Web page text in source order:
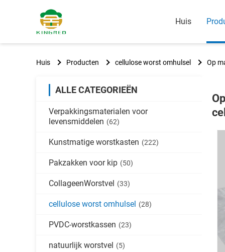
Huis
Huis Producten cellulose worst omhulsel Op
ALLE CATEGORIEËN
Verpakkingsmaterialen voor
levensmiddelen (62)
Kunstmatige worstkasten (222)
Pakzakken voor kip (50)
CollageenWorstvel (33)
cellulose worst omhulsel (28)
PVDC-worstkassen (23)
natuurlijk worstvel (5)